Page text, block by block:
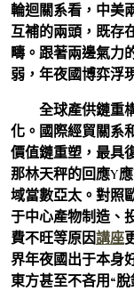
輪迴關系看，中美
互補的兩頭，既存
疇。跟著兩邊氣力
弱，年夜國博弈浮
全球產供鏈重
化。國際經貿關系
價值鏈重塑，最具
那林天秤的回應Y
域當數亞太。對照
于中心產物制造、
費不旺等原因講座
界年夜國出于本身
東方甚至不吝用“